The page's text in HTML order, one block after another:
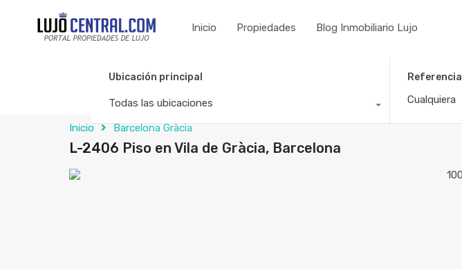
Inicio Propiedades Blog Inmobiliario Lujo
Ubicación principal
Todas las ubicaciones
Referencia
Inicio Barcelona Gràcia
L-2406 Piso en Vila de Gràcia, Barcelona